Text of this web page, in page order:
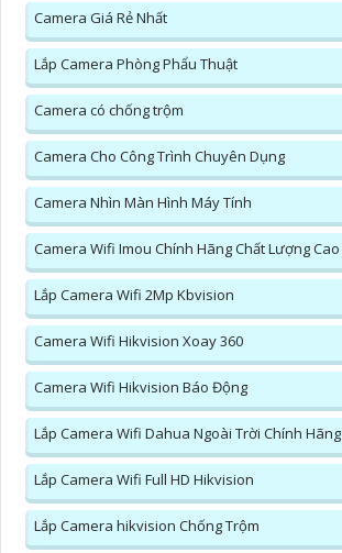
Camera Giá Rẻ Nhất
Lắp Camera Phòng Phẩu Thuật
Camera có chống trộm
Camera Cho Công Trình Chuyên Dụng
Camera Nhìn Màn Hình Máy Tính
Camera Wifi Imou Chính Hãng Chất Lượng Cao
Lắp Camera Wifi 2Mp Kbvision
Camera Wifi Hikvision Xoay 360
Camera Wifi Hikvision Báo Động
Lắp Camera Wifi Dahua Ngoài Trời Chính Hãng
Lắp Camera Wifi Full HD Hikvision
Lắp Camera hikvision Chống Trộm